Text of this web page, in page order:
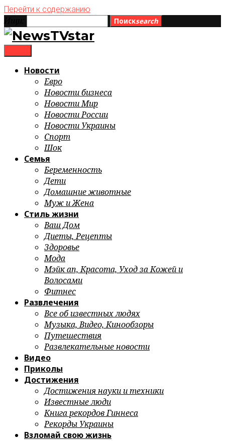
Перейти к содержанию
Поискsearch
Новости
Евро
Новости бизнеса
Новости Мир
Новости России
Новости Украины
Спорт
Шок
Семья
Беременность
Дети
Домашние животные
Муж и Жена
Стиль жизни
Ваш Дом
Диеты, Рецепты
Здоровье
Мода
Мэйк ап, Красота, Уход за Кожей и
Волосами
Фитнес
Развлечения
Все об известных людях
Музыка, Видео, Кинообзоры
Путешествия
Развлекательные новости
Видео
Приколы
Достижения
Достижения науки и техники
Известные люди
Книга рекордов Гиннеса
Рекорды Украины
Взломай свою жизнь